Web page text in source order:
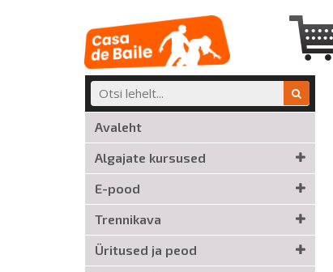
Avaleht
Algajate kursused
E-pood
Trennikava
Üritused ja peod